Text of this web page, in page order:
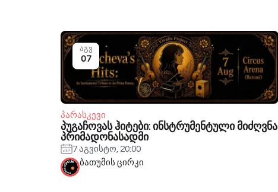
პარასკევი
პუგაჩოვას ჰიტები: ინსტრუმენტული მიძღვნა
პრიმადონასადმი
7 აგვისტო, 20:00
აგვ
07
ბათუმის ცირკი